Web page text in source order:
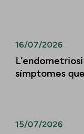
16/07/2026
símptomes
15/07/2026